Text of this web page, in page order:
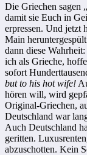
Die Griechen sagen
damit sie Euch in
erpressen. Und jetzt
Main
dann diese
ich als Grieche,
sofort
but to his hot wife!
hören will, wird
Original-Griechen,
Deutschland war
Auch Deutschland
geritten.
abzuschotten. Kein